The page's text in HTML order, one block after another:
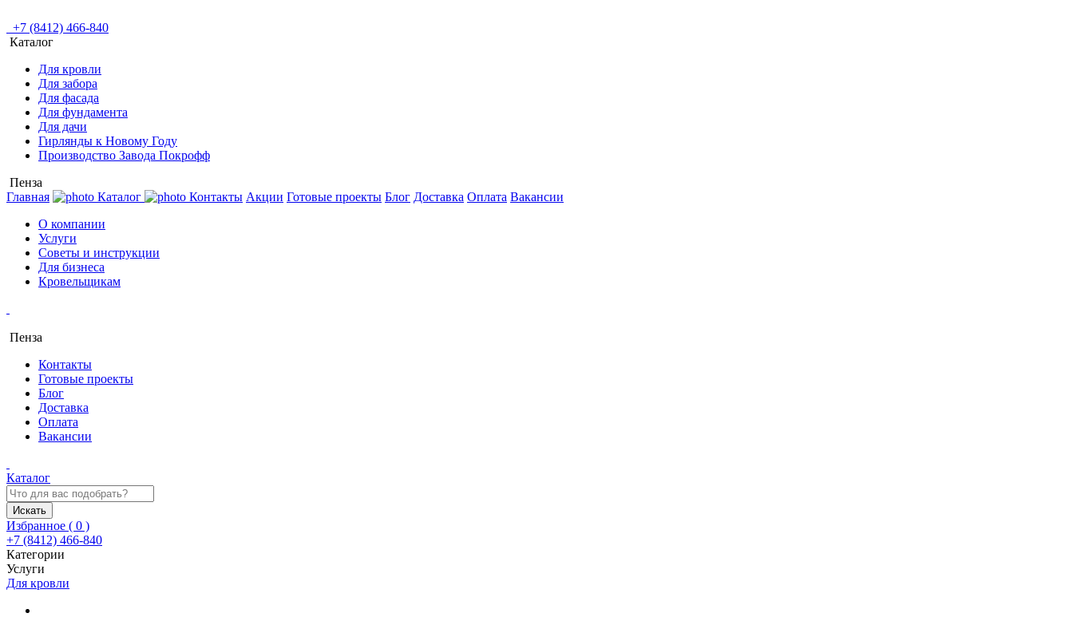
+7 (8412) 466-840
Каталог
Для кровли
Для забора
Для фасада
Для фундамента
Для дачи
Гирлянды к Новому Году
Производство Завода Покрофф
Пенза
Главная
Каталог Контакты Акции Готовые проекты Блог Доставка Оплата Вакансии
О компании
Услуги
Советы и инструкции
Для бизнеса
Кровельщикам
Пенза
Контакты
Готовые проекты
Блог
Доставка
Оплата
Вакансии
Каталог
Искать
Избранное ( 0 )
+7 (8412) 466-840
Категории
Услуги
Для кровли